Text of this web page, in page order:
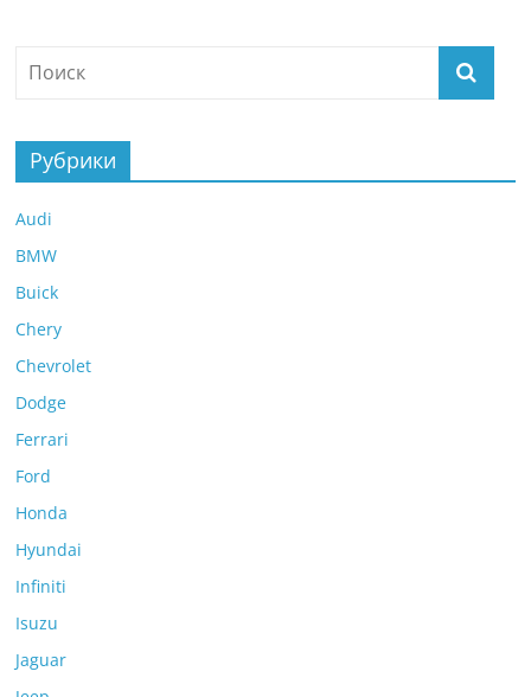
Рубрики
Audi
BMW
Buick
Chery
Chevrolet
Dodge
Ferrari
Ford
Honda
Hyundai
Infiniti
Isuzu
Jaguar